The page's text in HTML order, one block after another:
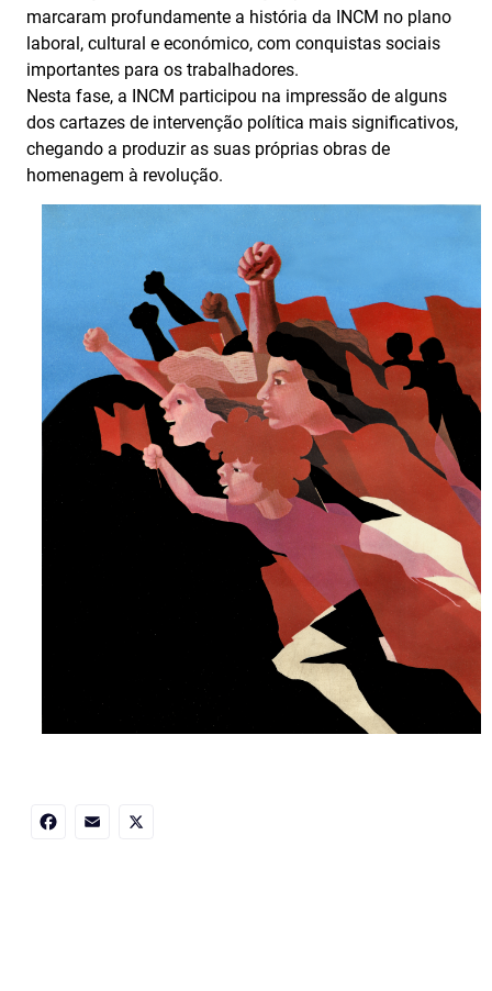
marcaram profundamente a história da INCM no plano
laboral, cultural e económico, com conquistas sociais
importantes para os trabalhadores.
Nesta fase, a INCM participou na impressão de alguns
dos cartazes de intervenção política mais significativos,
chegando a produzir as suas próprias obras de
homenagem à revolução.